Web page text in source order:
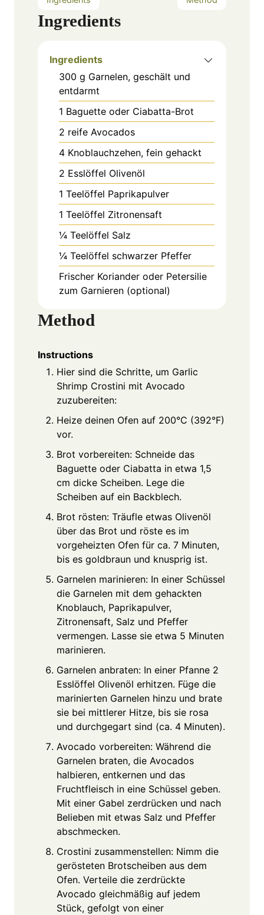
Ingredients
Ingredients
300 g Garnelen, geschält und
entdarmt
1 Baguette oder Ciabatta-Brot
2 reife Avocados
4 Knoblauchzehen, fein gehackt
2 Esslöffel Olivenöl
1 Teelöffel Paprikapulver
1 Teelöffel Zitronensaft
¼ Teelöffel Salz
¼ Teelöffel schwarzer Pfeffer
Frischer Koriander oder Petersilie
zum Garnieren (optional)
Method
Instructions
Hier sind die Schritte, um Garlic
Shrimp Crostini mit Avocado
zuzubereiten:
Heize deinen Ofen auf 200°C (392°F)
vor.
Brot vorbereiten: Schneide das
Baguette oder Ciabatta in etwa 1,5
cm dicke Scheiben. Lege die
Scheiben auf ein Backblech.
Brot rösten: Träufle etwas Olivenöl
über das Brot und röste es im
vorgeheizten Ofen für ca. 7 Minuten,
bis es goldbraun und knusprig ist.
Garnelen marinieren: In einer Schüssel
die Garnelen mit dem gehackten
Knoblauch, Paprikapulver,
Zitronensaft, Salz und Pfeffer
vermengen. Lasse sie etwa 5 Minuten
marinieren.
Garnelen anbraten: In einer Pfanne 2
Esslöffel Olivenöl erhitzen. Füge die
marinierten Garnelen hinzu und brate
sie bei mittlerer Hitze, bis sie rosa
und durchgegart sind (ca. 4 Minuten).
Avocado vorbereiten: Während die
Garnelen braten, die Avocados
halbieren, entkernen und das
Fruchtfleisch in eine Schüssel geben.
Mit einer Gabel zerdrücken und nach
Belieben mit etwas Salz und Pfeffer
abschmecken.
Crostini zusammenstellen: Nimm die
gerösteten Brotscheiben aus dem
Ofen. Verteile die zerdrückte
Avocado gleichmäßig auf jedem
Stück, gefolgt von einer